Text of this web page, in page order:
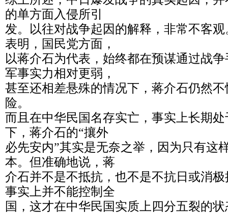
的单方面入侵所引
发。以往对战争起因的解释，非常不客
表明，国民党方面，
以蒋介石为代表，始终都在预谋通过战
军事实力相对更弱，
甚至还相差悬殊的情况下，蒋介石仍然
险。
而且在中华民国名存实亡，事实上长期
下，蒋介石的“攘外
必先安内”其实是无奈之举，因为只有这
本。但准确地说，蒋
介石并不是不抵抗，也不是不抗日或消
事实上并不能控制全
国，这才在中华民国实质上四分五裂的